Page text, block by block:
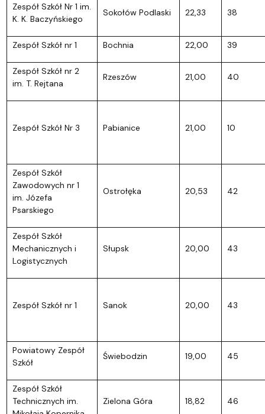
Zespół Szkół Nr 1 im.
K. K. Baczyńskiego
Sokołów Podlaski 22,33 38
Zespół Szkół nr 1 Bochnia 22,00 39
Zespół Szkół nr 2
im. T. Rejtana
Rzeszów 21,00 40
Zespół Szkół Nr 3 Pabianice 21,00 10
Zespół Szkół
Zawodowych nr 1
im. Józefa
Psarskiego
Ostrołęka 20,53 42
Zespół Szkół
Mechanicznych i
Logistycznych
Słupsk 20,00 43
Zespół Szkół nr 1 Sanok 20,00 43
Powiatowy Zespół
Szkół
Świebodzin 19,00 45
Zespół Szkół
Technicznych im.
Zielona Góra 18,82 46